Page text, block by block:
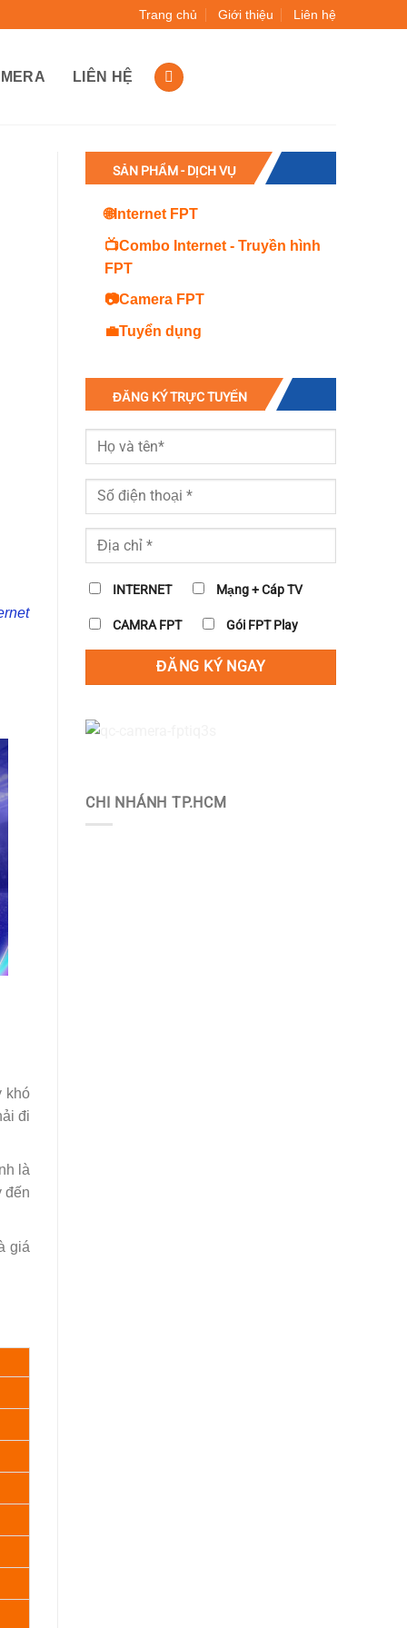
Trang chủ Giới thiệu Liên hệ
LIÊN HỆ
khó
đi
là
đến
giá
SẢN PHẨM - DỊCH VỤ
🌐Internet FPT
📺Combo Internet - Truyền hình
FPT
📷Camera FPT
💼Tuyển dụng
ĐĂNG KÝ TRỰC TUYẾN
INTERNET Mạng + Cáp TV
CAMRA FPT Gói FPT Play
CHI NHÁNH TP.HCM